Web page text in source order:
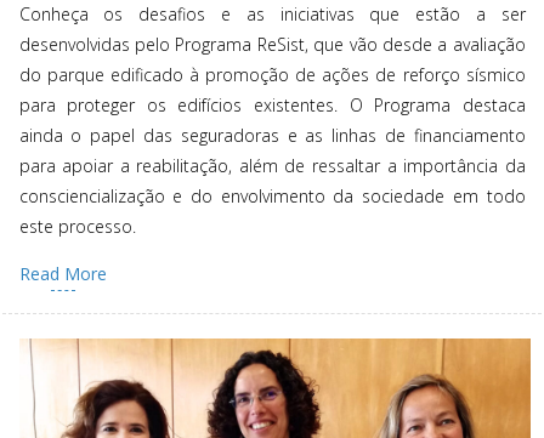
Conheça os desafios e as iniciativas que estão a ser
desenvolvidas pelo Programa ReSist, que vão desde a avaliação
do parque edificado à promoção de ações de reforço sísmico
para proteger os edifícios existentes. O Programa destaca
ainda o papel das seguradoras e as linhas de financiamento
para apoiar a reabilitação, além de ressaltar a importância da
consciencialização e do envolvimento da sociedade em todo
este processo.
Read More